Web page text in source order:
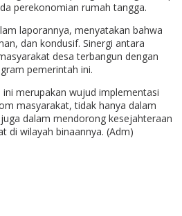
perekonomian rumah tangga.
laporannya, menyatakan bahwa
dan kondusif. Sinergi antara
desa terbangun dengan
pemerintah ini.
merupakan wujud implementasi
masyarakat, tidak hanya dalam
dalam mendorong kesejahteraan
di wilayah binaannya. (Adm)